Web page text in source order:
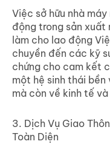
Việc sở hữu nhà
động trong sản xuất
làm cho lao động
chuyền đến các kỹ
chứng cho cam kết
một hệ sinh thái
mà còn về kinh tế
3. Dịch Vụ Giao
Toàn Diện